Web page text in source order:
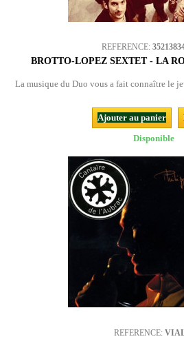
REFERENCE:
BROTTO-LOPEZ SEXTET - LA
La musique du Duo vous a fait connaître le
Ajouter au panier
Disponible
REFERENCE: